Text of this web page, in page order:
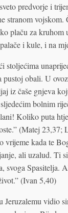
predvorje i
stranom vojskom.
plaču za
i kule, i na
stoljećima
pustoj obali. U
iz čaše gnjeva
bolnim
Koliko puta
(Matej 23,37;
vrijeme kada te
ali uzalud. Ti
svoga Spasitelja.
(Ivan 5,40)
Jeruzalemu vidio